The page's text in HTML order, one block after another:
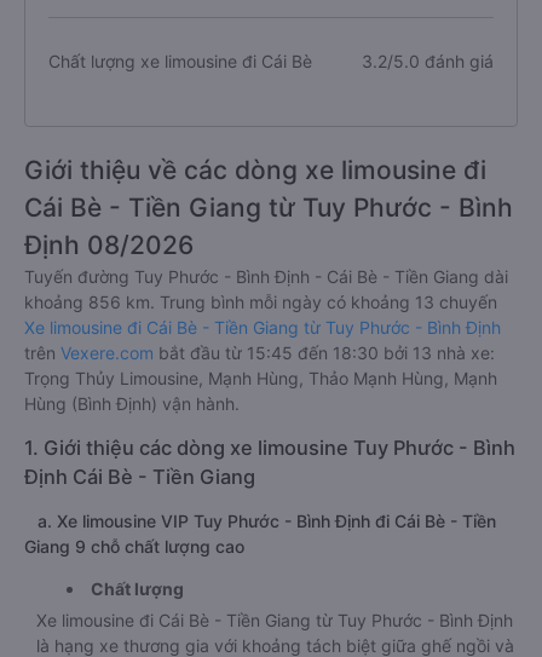
Chất lượng xe limousine đi Cái Bè 3.2/5.0 đánh giá
Giới thiệu về các dòng xe limousine đi
Cái Bè - Tiền Giang từ Tuy Phước - Bình
Định 08/2026
Tuyến đường Tuy Phước - Bình Định - Cái Bè - Tiền Giang dài
khoảng 856 km. Trung bình mỗi ngày có khoảng 13 chuyến
Xe limousine đi Cái Bè - Tiền Giang từ Tuy Phước - Bình Định
trên Vexere.com bắt đầu từ 15:45 đến 18:30 bởi 13 nhà xe:
Trọng Thủy Limousine, Mạnh Hùng, Thảo Mạnh Hùng, Mạnh
Hùng (Bình Định) vận hành.
1. Giới thiệu các dòng xe limousine Tuy Phước - Bình
Định Cái Bè - Tiền Giang
a. Xe limousine VIP Tuy Phước - Bình Định đi Cái Bè - Tiền
Giang 9 chỗ chất lượng cao
Chất lượng
Xe limousine đi Cái Bè - Tiền Giang từ Tuy Phước - Bình Định
là hạng xe thương gia với khoảng tách biệt giữa ghế ngồi và